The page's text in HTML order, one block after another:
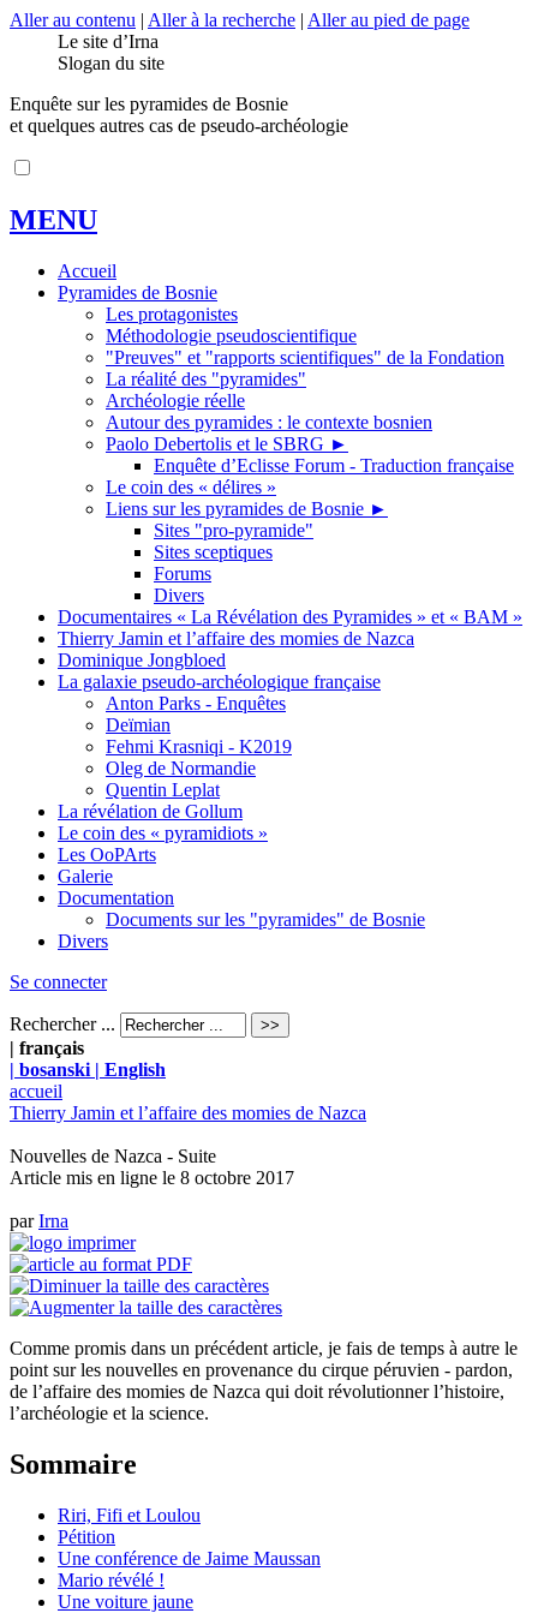
Aller au contenu | Aller à la recherche | Aller au pied de page
Le site d’Irna
Slogan du site
Enquête sur les pyramides de Bosnie
et quelques autres cas de pseudo-archéologie
MENU
Accueil
Pyramides de Bosnie
Les protagonistes
Méthodologie pseudoscientifique
"Preuves" et "rapports scientifiques" de la Fondation
La réalité des "pyramides"
Archéologie réelle
Autour des pyramides : le contexte bosnien
Paolo Debertolis et le SBRG ►
Enquête d’Eclisse Forum - Traduction française
Le coin des « délires »
Liens sur les pyramides de Bosnie ►
Sites "pro-pyramide"
Sites sceptiques
Forums
Divers
Documentaires « La Révélation des Pyramides » et « BAM »
Thierry Jamin et l’affaire des momies de Nazca
Dominique Jongbloed
La galaxie pseudo-archéologique française
Anton Parks - Enquêtes
Deïmian
Fehmi Krasniqi - K2019
Oleg de Normandie
Quentin Leplat
La révélation de Gollum
Le coin des « pyramidiots »
Les OoPArts
Galerie
Documentation
Documents sur les "pyramides" de Bosnie
Divers
Se connecter
Rechercher ...
| français
| bosanski | English
accueil
Thierry Jamin et l’affaire des momies de Nazca
Nouvelles de Nazca - Suite
Article mis en ligne le 8 octobre 2017
parIrna
Comme promis dans un précédent article, je fais de temps à autre le
point sur les nouvelles en provenance du cirque péruvien - pardon,
de l’affaire des momies de Nazca qui doit révolutionner l’histoire,
l’archéologie et la science.
Sommaire
Riri, Fifi et Loulou
Pétition
Une conférence de Jaime Maussan
Mario révélé !
Une voiture jaune